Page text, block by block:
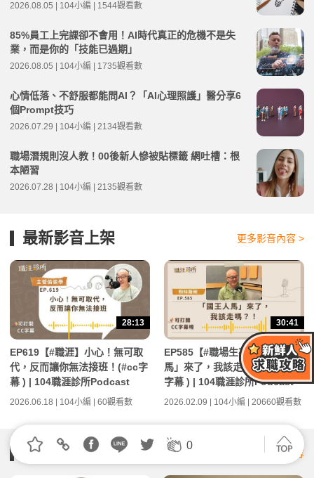
0
2026.08.05 | 104小編 | 1544觀看數
85%員工上完課卻不會用！AI時代真正的危機不是失
業，而是你的「技能已過期」
2026.08.05 | 104小編 | 1735觀看數
心情低落、不舒服都能問AI？「AI心理照護」醫分享6
個Prompt技巧
2026.07.29 | 104小編 | 2134觀看數
職場潛規則沒人教！00後新人慘被貼標籤 網吐槽：根
本陋習
2026.07.28 | 104小編 | 2135觀看數
最新影音上架 更多影音內容 >
28:13
EP619【#職涯】小心！無可取
代，反而讓你無法接班！(#cc字
幕 ) | 104職涯診所Podcast
2026.06.18 | 104小編 | 60觀看數
30:41
EP585【#職場生存】「國王人
馬」來了，我該走嗎？！ (#cc
字幕 ) | 104職涯診所Podcast
2026.02.09 | 104小編 | 20660觀看數
人資充電 更多訂閱內容